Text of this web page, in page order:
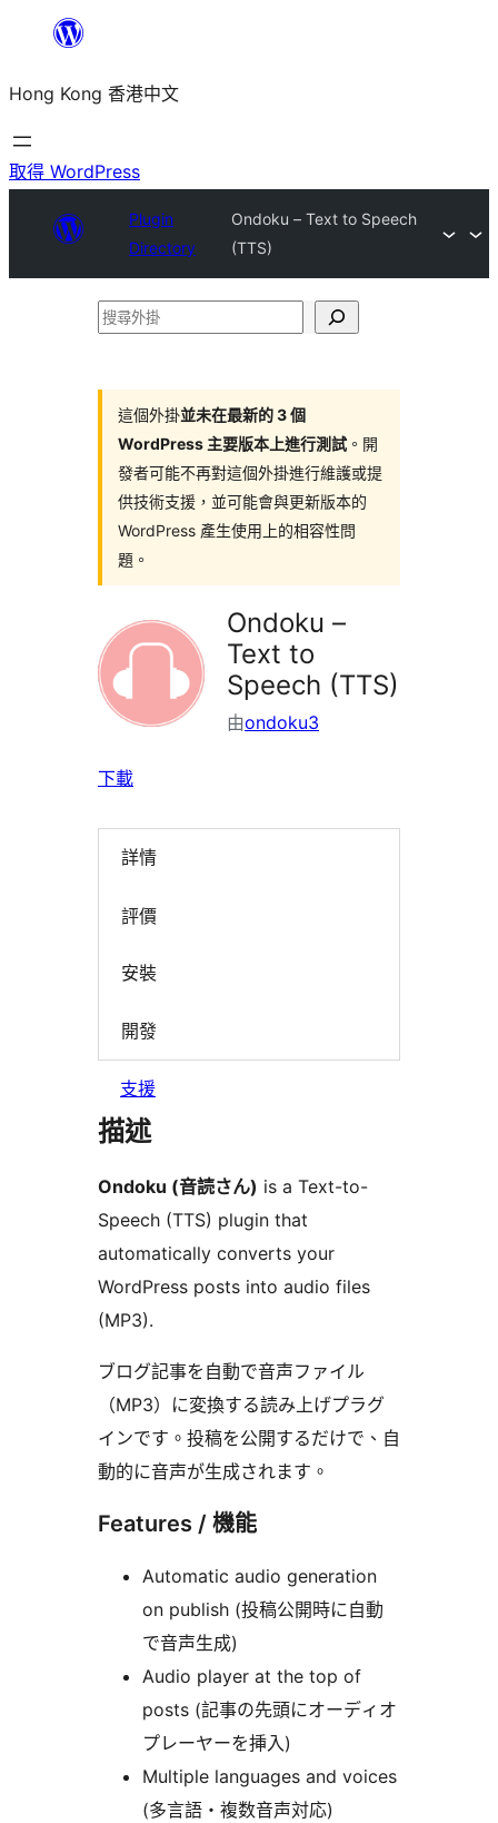
主
要
內
Hong Kong 香港中文
取得 WordPress
Plugin
Directory
Ondoku – Text to Speech
(TTS)
搜
這個外掛並未在最新的 3 個
WordPress 主要版本上進行測試 。開
發者可能不再對這個外掛進行維護或提
供技術支援，並可能會與更新版本的
WordPress 產生使用上的相容性問
題。
Ondoku –
Text to
Speech (TTS)
由ondoku3
下載
詳情
評價
安裝
開發
支援
描述
Ondoku (音読さん) is a Text-to-
Speech (TTS) plugin that
automatically converts your
WordPress posts into audio files
(MP3).
ブログ記事を自動で音声ファイル
（MP3）に変換する読み上げプラグ
インです。投稿を公開するだけで、自
動的に音声が生成されます。
Features / 機能
Automatic audio generation
on publish (投稿公開時に自動
で音声生成)
Audio player at the top of
posts (記事の先頭にオーディオ
プレーヤーを挿入)
Multiple languages and voices
(多言語・複数音声対応)